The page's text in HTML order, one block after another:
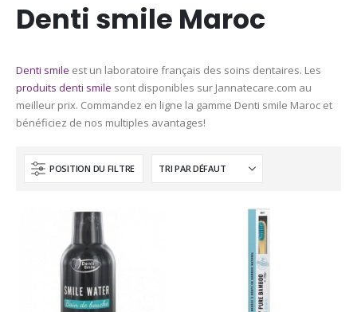
Denti smile Maroc
Denti smile est un laboratoire français des soins dentaires. Les
produits denti smile sont disponibles sur Jannatecare.com au
meilleur prix. Commandez en ligne la gamme Denti smile Maroc et
bénéficiez de nos multiples avantages!
POSITION DU FILTRE